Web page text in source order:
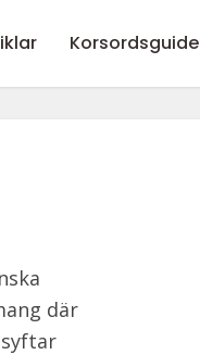
Korsordsguide
där